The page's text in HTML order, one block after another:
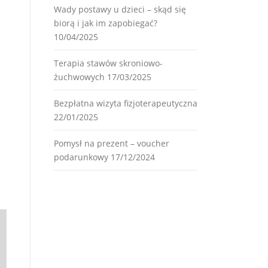
Wady postawy u dzieci – skąd się
biorą i jak im zapobiegać?
10/04/2025
Terapia stawów skroniowo-
żuchwowych 17/03/2025
Bezpłatna wizyta fizjoterapeutyczna
22/01/2025
Pomysł na prezent – voucher
podarunkowy 17/12/2024